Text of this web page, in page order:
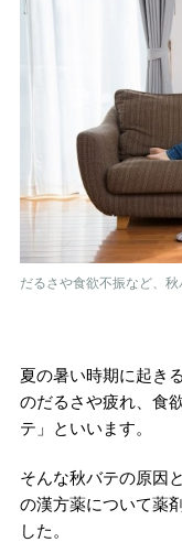
だるさや食欲不振など、
夏の暑い時期に起き
のだるさや疲れ、食
テ」といいます。
そんな秋バテの原因
の漢方薬について薬
した。